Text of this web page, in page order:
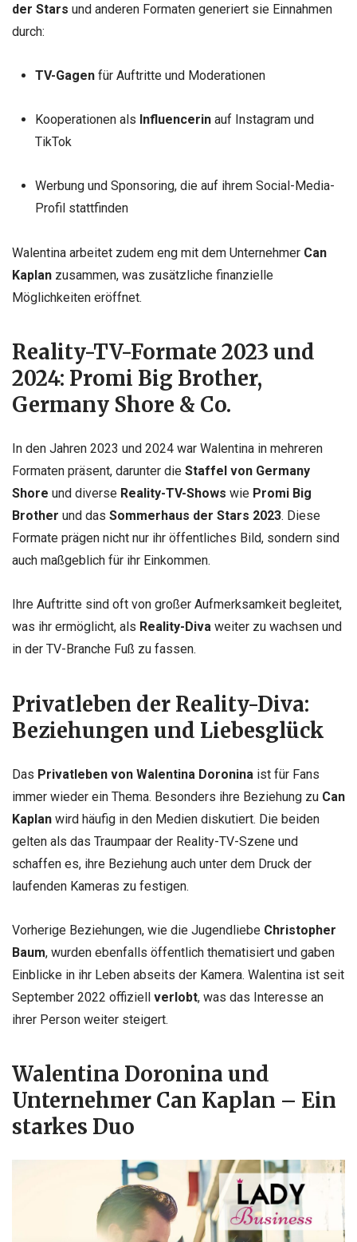
der Stars und anderen Formaten generiert sie Einnahmen
durch:
TV-Gagenfür Auftritte und Moderationen
Kooperationen als Influencerinauf Instagram und
TikTok
Werbung und Sponsoring, die auf ihrem Social-Media-
Profil stattfinden
Walentina arbeitet zudem eng mit dem Unternehmer Can
Kaplan zusammen, was zusätzliche finanzielle
Möglichkeiten eröffnet.
Reality-TV-Formate 2023 und
2024: Promi Big Brother,
Germany Shore & Co.
In den Jahren 2023 und 2024 war Walentina in mehreren
Formaten präsent, darunter die Staffel von Germany
Shore und diverse Reality-TV-Shows wie Promi Big
Brother und das Sommerhaus der Stars 2023. Diese
Formate prägen nicht nur ihr öffentliches Bild, sondern sind
auch maßgeblich für ihr Einkommen.
Ihre Auftritte sind oft von großer Aufmerksamkeit begleitet,
was ihr ermöglicht, als Reality-Diva weiter zu wachsen und
in der TV-Branche Fuß zu fassen.
Privatleben der Reality-Diva:
Beziehungen und Liebesglück
Das Privatleben von Walentina Doronina ist für Fans
immer wieder ein Thema. Besonders ihre Beziehung zu Can
Kaplan wird häufig in den Medien diskutiert. Die beiden
gelten als das Traumpaar der Reality-TV-Szene und
schaffen es, ihre Beziehung auch unter dem Druck der
laufenden Kameras zu festigen.
Vorherige Beziehungen, wie die Jugendliebe Christopher
Baum, wurden ebenfalls öffentlich thematisiert und gaben
Einblicke in ihr Leben abseits der Kamera. Walentina ist seit
September 2022 offiziell verlobt, was das Interesse an
ihrer Person weiter steigert.
Walentina Doronina und
Unternehmer Can Kaplan – Ein
starkes Duo